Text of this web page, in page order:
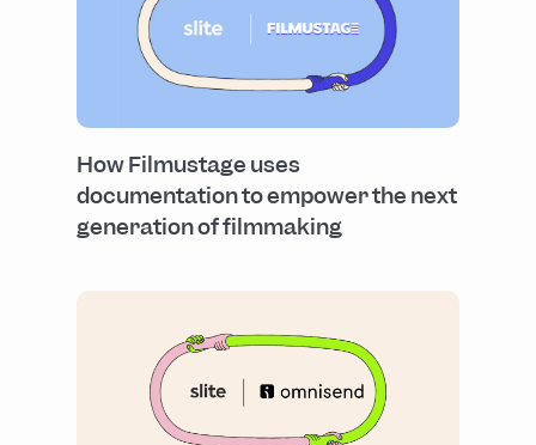
How Filmustage uses
documentation to empower the next
generation of filmmaking